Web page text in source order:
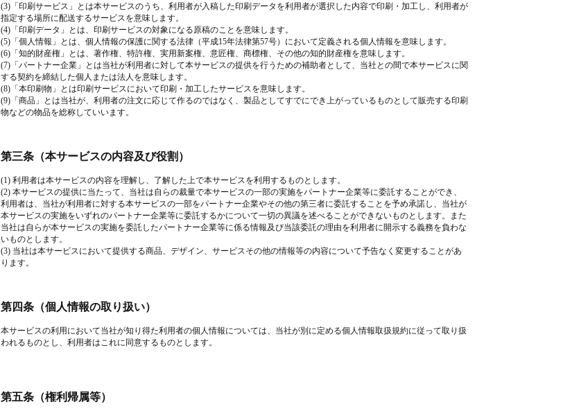
(3)「印刷サービス」とは本サービスのうち、利用者が入稿した印刷データを利用者が選択した内容で印刷・加工し、利用者が
指定する場所に配送するサービスを意味します。
(4)「印刷データ」とは、印刷サービスの対象になる原稿のことを意味します。
(5)「個人情報」とは、個人情報の保護に関する法律（平成15年法律第57号）において定義される個人情報を意味します。
(6)「知的財産権」とは、著作権、特許権、実用新案権、意匠権、商標権、その他の知的財産権を意味します。
(7)「パートナー企業」とは当社が利用者に対して本サービスの提供を行うための補助者として、当社との間で本サービスに関
する契約を締結した個人または法人を意味します。
(8)「本印刷物」とは印刷サービスにおいて印刷・加工したサービスを意味します。
(9)「商品」とは当社が、利用者の注文に応じて作るのではなく、製品としてすでにでき上がっているものとして販売する印刷
物などの物品を総称していいます。
第三条（本サービスの内容及び役割）
(1) 利用者は本サービスの内容を理解し、了解した上で本サービスを利用するものとします。
(2) 本サービスの提供に当たって、当社は自らの裁量で本サービスの一部の実施をパートナー企業等に委託することができ、
利用者は、当社が利用者に対する本サービスの一部をパートナー企業やその他の第三者に委託することを予め承諾し、当社が
本サービスの実施をいずれのパートナー企業等に委託するかについて一切の異議を述べることができないものとします。また
当社は自らが本サービスの実施を委託したパートナー企業等に係る情報及び当該委託の理由を利用者に開示する義務を負わな
いものとします。
(3) 当社は本サービスにおいて提供する商品、デザイン、サービスその他の情報等の内容について予告なく変更することがあ
ります。
第四条（個人情報の取り扱い）
本サービスの利用において当社が知り得た利用者の個人情報については、当社が別に定める個人情報取扱規約に従って取り扱
われるものとし、利用者はこれに同意するものとします。
第五条（権利帰属等）